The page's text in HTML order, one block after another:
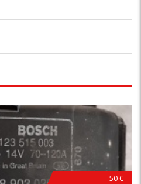
50 €